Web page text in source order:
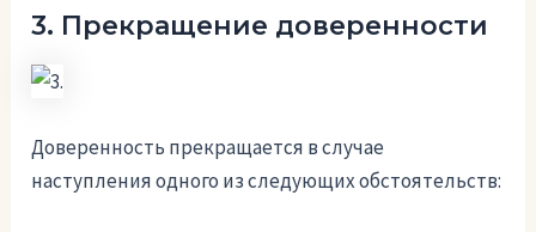
3. Прекращение доверенности
Доверенность прекращается в случае
наступления одного из следующих обстоятельств: